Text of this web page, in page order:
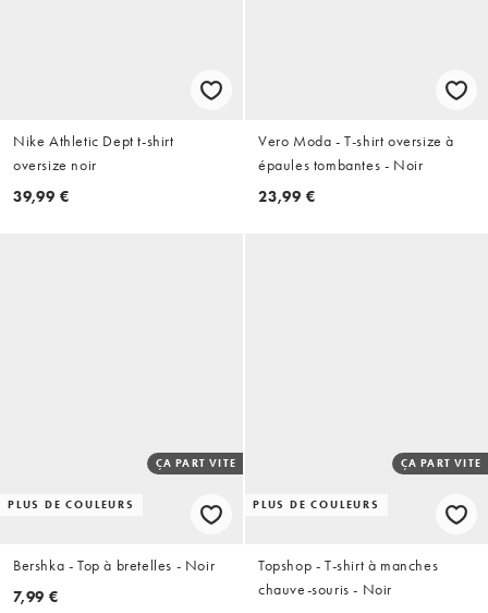
Nike Athletic Dept t-shirt
oversize noir
39,99 €
Vero Moda - T-shirt oversize à
épaules tombantes - Noir
23,99 €
PLUS DE COULEURS
ÇA PART VITE
Bershka - Top à bretelles - Noir
7,99 €
PLUS DE COULEURS
ÇA PART VITE
Topshop - T-shirt à manches
chauve-souris - Noir